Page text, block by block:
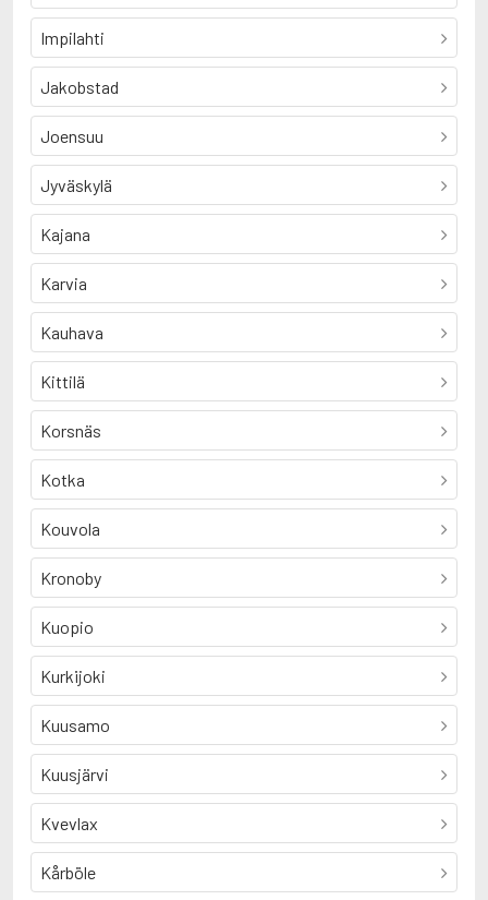
Impilahti
Jakobstad
Joensuu
Jyväskylä
Kajana
Karvia
Kauhava
Kittilä
Korsnäs
Kotka
Kouvola
Kronoby
Kuopio
Kurkijoki
Kuusamo
Kuusjärvi
Kvevlax
Kårböle